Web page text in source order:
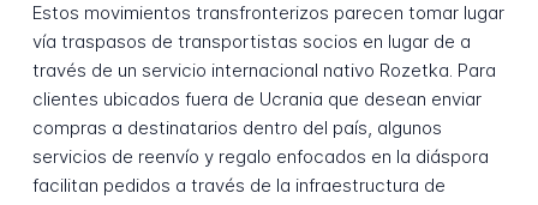
Estos movimientos transfronterizos parecen tomar lugar
vía traspasos de transportistas socios en lugar de a
través de un servicio internacional nativo Rozetka. Para
clientes ubicados fuera de Ucrania que desean enviar
compras a destinatarios dentro del país, algunos
servicios de reenvío y regalo enfocados en la diáspora
facilitan pedidos a través de la infraestructura de